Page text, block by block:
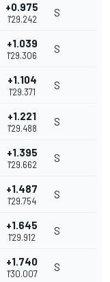
+0.975
1'29.242
S
+1.039
1'29.306
S
+1.104
1'29.371
S
+1.221
1'29.488
S
+1.395
1'29.662
S
+1.487
1'29.754
S
+1.645
1'29.912
S
+1.740
1'30.007
S